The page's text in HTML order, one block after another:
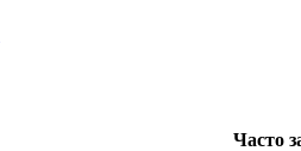
Часто